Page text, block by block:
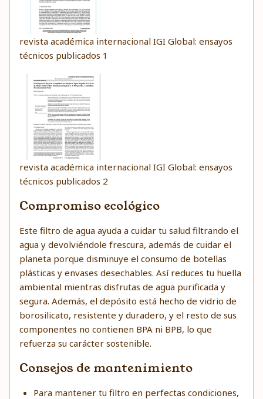
revista académica internacional IGI Global: ensayos
técnicos publicados 1
revista académica internacional IGI Global: ensayos
técnicos publicados 2
Compromiso ecológico
Este filtro de agua ayuda a cuidar tu salud filtrando el
agua y devolviéndole frescura, además de cuidar el
planeta porque disminuye el consumo de botellas
plásticas y envases desechables. Así reduces tu huella
ambiental mientras disfrutas de agua purificada y
segura. Además, el depósito está hecho de vidrio de
borosilicato, resistente y duradero, y el resto de sus
componentes no contienen BPA ni BPB, lo que
refuerza su carácter sostenible.
Consejos de mantenimiento
Para mantener tu filtro en perfectas condiciones,